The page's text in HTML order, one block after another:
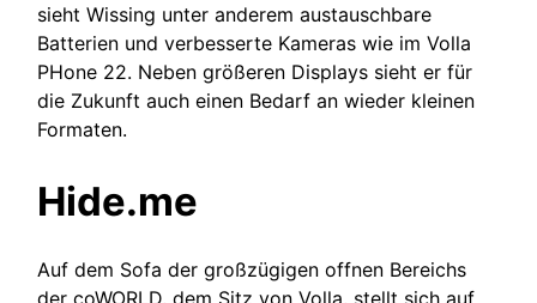
sieht Wissing unter anderem austauschbare
Batterien und verbesserte Kameras wie im Volla
PHone 22. Neben größeren Displays sieht er für
die Zukunft auch einen Bedarf an wieder kleinen
Formaten.
Hide.me
Auf dem Sofa der großzügigen offnen Bereichs
der coWORLD, dem Sitz von Volla, stellt sich auf